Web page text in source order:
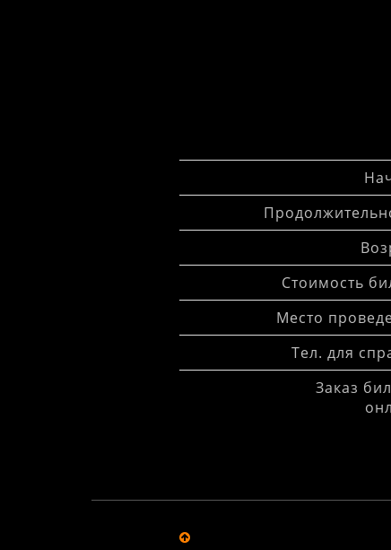
Стоимость
Место
Тел. для
Заказ